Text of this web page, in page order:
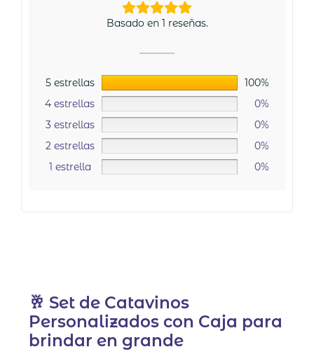
Basado en 1 reseñas.
5 estrellas
100%
4 estrellas
0%
3 estrellas
0%
2 estrellas
0%
1 estrella
0%
🥂 Set de Catavinos
Personalizados con Caja para
brindar en grande